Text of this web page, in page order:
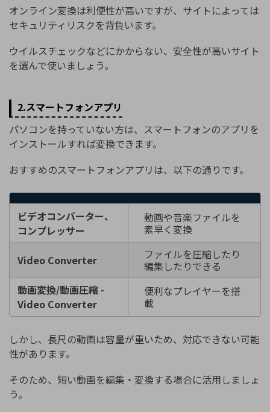
オンライン変換は利便性が高いですが、サイトによっては
セキュリティリスクを背負います。
ウイルスチェックなどにかからない、安全性が高いサイト
を選んで使いましょう。
2.スマートフォンアプリ
パソコンを持っていない方は、スマートフォンのアプリを
インストールすれば変換できます。
おすすめのスマートフォンアプリは、以下の通りです。
ビデオコンバーター、
コンプレッサー
動画や音楽ファイルを
素早く変換
Video Converter
ファイルを圧縮したり
編集したりできる
動画変換/動画圧縮 -
Video Converter
便利なプレイヤーを搭
載
しかし、長尺の動画は容量が重いため、対応できない可能
性があります。
そのため、短い動画を編集・変換する場合に活用しましょ
う。